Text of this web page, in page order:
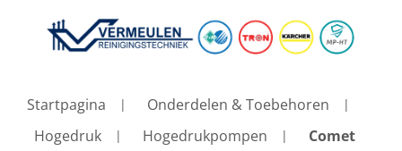
Startpagina
Onderdelen & Toebehoren
Hogedruk
Hogedrukpompen Comet